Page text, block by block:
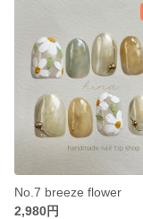
No.7 breeze flower
2,980円